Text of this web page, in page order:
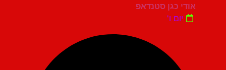
אודי כגן סטנדאפ
יום ו'